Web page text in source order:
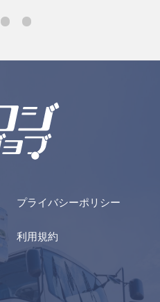
プライバシーポリシー
利用規約